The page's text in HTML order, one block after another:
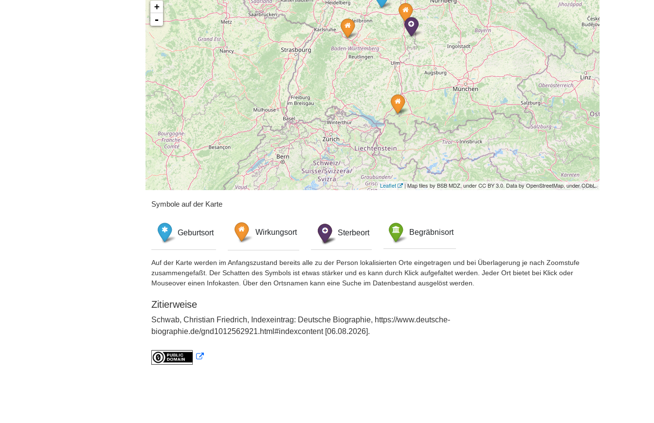
+
-
Leaflet | Map tiles by BSB MDZ, under CC BY 3.0. Data by OpenStreetMap, under ODbL.
Symbole auf der Karte
Geburtsort Wirkungsort Sterbeort Begräbnisort
Auf der Karte werden im Anfangszustand bereits alle zu der Person lokalisierten Orte eingetragen und bei Überlagerung je nach Zoomstufe
zusammengefaßt. Der Schatten des Symbols ist etwas stärker und es kann durch Klick aufgefaltet werden. Jeder Ort bietet bei Klick oder
Mouseover einen Infokasten. Über den Ortsnamen kann eine Suche im Datenbestand ausgelöst werden.
Zitierweise
Schwab, Christian Friedrich, Indexeintrag: Deutsche Biographie, https://www.deutsche-
biographie.de/gnd1012562921.html#indexcontent [06.08.2026].